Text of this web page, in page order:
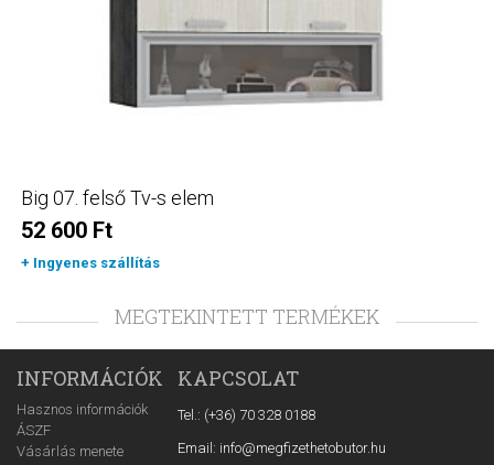
Big 07. felső Tv-s elem
52 600 Ft
+ Ingyenes szállítás
MEGTEKINTETT TERMÉKEK
INFORMÁCIÓK
Hasznos információk
ÁSZF
Vásárlás menete
KAPCSOLAT
Tel.: (+36) 70 328 0188
Email: info@megfizethetobutor.hu